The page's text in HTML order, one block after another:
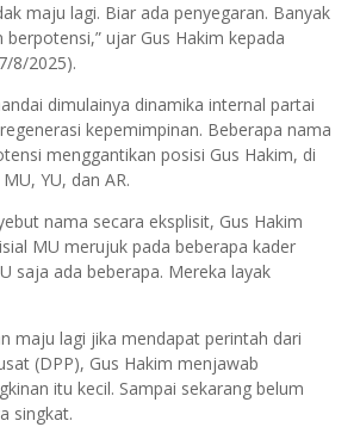
maju lagi. Biar ada penyegaran. Banyak
berpotensi,” ujar Gus Hakim kepada
8/2025).
dimulainya dinamika internal partai
kepemimpinan. Beberapa nama
menggantikan posisi Gus Hakim, di
YU, dan AR.
nama secara eksplisit, Gus Hakim
MU merujuk pada beberapa kader
saja ada beberapa. Mereka layak
maju lagi jika mendapat perintah dari
(DPP), Gus Hakim menjawab
itu kecil. Sampai sekarang belum
singkat.